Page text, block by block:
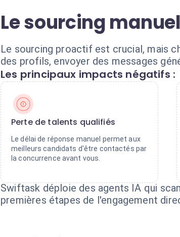
Le sourcing
Le sourcing proactif est crucial, mais
des profils, envoyer des messages
Les principaux impacts négatifs :
Perte de talents qualifiés
Le délai de réponse manuel permet aux
meilleurs candidats d'être contactés par
la concurrence avant vous.
Swiftask déploie des agents IA qui
premières étapes de l'engagement